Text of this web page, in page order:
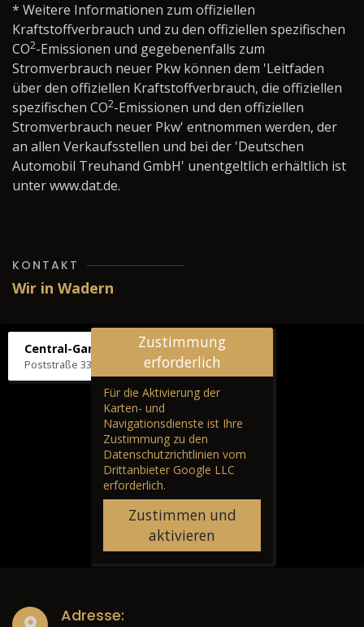
* Weitere Informationen zum offiziellen
Kraftstoffverbrauch und zu den offiziellen spezifischen
CO2-Emissionen und gegebenenfalls zum
Stromverbrauch neuer Pkw können dem 'Leitfaden
über den offiziellen Kraftstoffverbrauch, die offiziellen
spezifischen CO2-Emissionen und den offiziellen
Stromverbrauch neuer Pkw' entnommen werden, der
an allen Verkaufsstellen und bei der 'Deutschen
Automobil Treuhand GmbH' unentgeltlich erhältlich ist
unter www.dat.de.
KONTAKT
Wir in Wadern
Central-Garage H. Wilhelm
Poststraße 33, 66687 Wadern
Zustimmung
erforderlich
Für die Aktivierung der
Karten- und
Navigationsdienste ist Ihre
Zustimmung zu den
Datenschutzrichtlinien vom
Drittanbieter Google LLC
erforderlich.
Zustimmen und
aktivieren
Adresse: